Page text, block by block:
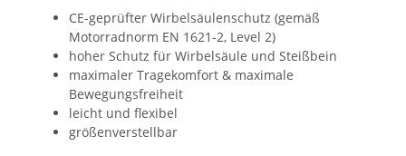
CE-geprüfter Wirbelsäulenschutz (gemäß
Motorradnorm EN 1621-2, Level 2)
hoher Schutz für Wirbelsäule und Steißbein
maximaler Tragekomfort & maximale
Bewegungsfreiheit
leicht und flexibel
größenverstellbar